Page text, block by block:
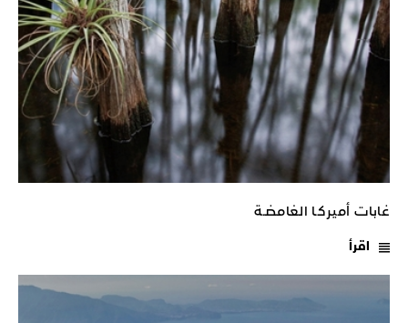
غابات أميركـا الغامضـة
اقرأ